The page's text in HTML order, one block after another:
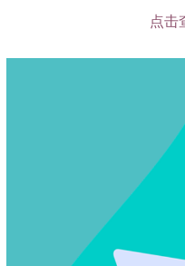
丁堡皇家外科学院&香港外
学分会胃肠外科学组组长
主委单位、两届广东省医
了《中华胃肠外科杂志》
编：《胃肠外科学》、《
及其应用》、《肠梗阻诊
《胃癌淋巴转移》、《直
主译：《消化道肿瘤诊断
南.肠外肠内营养学分册》
《现代外科学》、《腹部
1991年至2007年的16年内
点击